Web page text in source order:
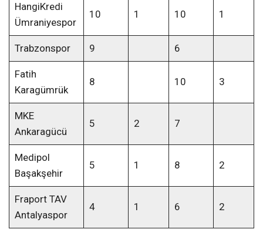
HangiKredi
Ümraniyespor
10 1 10 1
Trabzonspor 9 6
Fatih
Karagümrük
8 10 3
MKE
Ankaragücü
5 2 7
Medipol
Başakşehir
5 1 8 2
Fraport TAV
Antalyaspor
4 1 6 2